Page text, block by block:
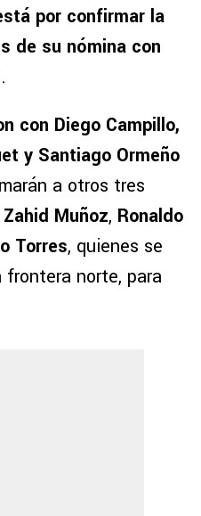
por confirmar la
de su nómina con
.
con Diego Campillo,
y Santiago Ormeño
a otros tres
Zahid Muñoz, Ronaldo
Torres, quienes se
norte, para